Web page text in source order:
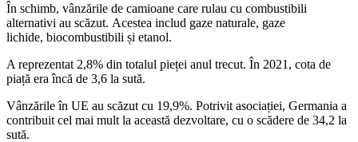
În schimb, vânzările de camioane care rulau cu combustibili
alternativi au scăzut. Acestea includ gaze naturale, gaze
lichide, biocombustibili și etanol.
A reprezentat 2,8% din totalul pieței anul trecut. În 2021, cota de
piață era încă de 3,6 la sută.
Vânzările în UE au scăzut cu 19,9%. Potrivit asociației, Germania a
contribuit cel mai mult la această dezvoltare, cu o scădere de 34,2 la
sută.